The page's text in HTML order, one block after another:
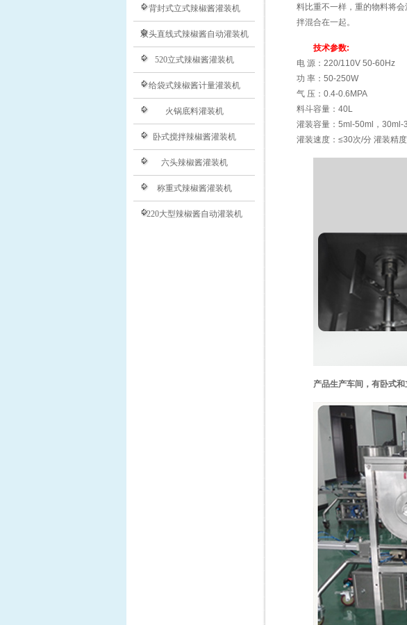
背封式立式辣椒酱灌装机
双头直线式辣椒酱自动灌装机
520立式辣椒酱灌装机
给袋式辣椒酱计量灌装机
火锅底料灌装机
卧式搅拌辣椒酱灌装机
六头辣椒酱灌装机
称重式辣椒酱灌装机
220大型辣椒酱自动灌装机
料比重不一样，重的物料将
拌混合在一起。
技术参数:
电 源：220/110V 50-60Hz
功 率：50-250W
气 压：0.4-0.6MPA
料斗容量：40L
灌装容量：5ml-50ml，
灌装速度：≤30次/分 灌装精
产品生产车间，有卧式